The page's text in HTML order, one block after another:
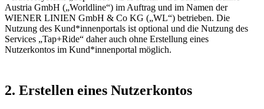
Austria GmbH („Worldline“) im Auftrag und im Namen der
WIENER LINIEN GmbH & Co KG („WL“) betrieben. Die
Nutzung des Kund*innenportals ist optional und die Nutzung des
Services „Tap+Ride“ daher auch ohne Erstellung eines
Nutzerkontos im Kund*innenportal möglich.
2. Erstellen eines Nutzerkontos